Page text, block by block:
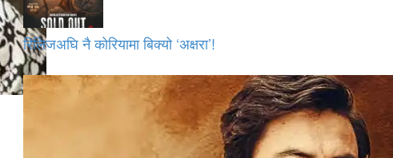
रिलिजअघि नै कोरियामा बिक्यो ‘अक्षरा’!